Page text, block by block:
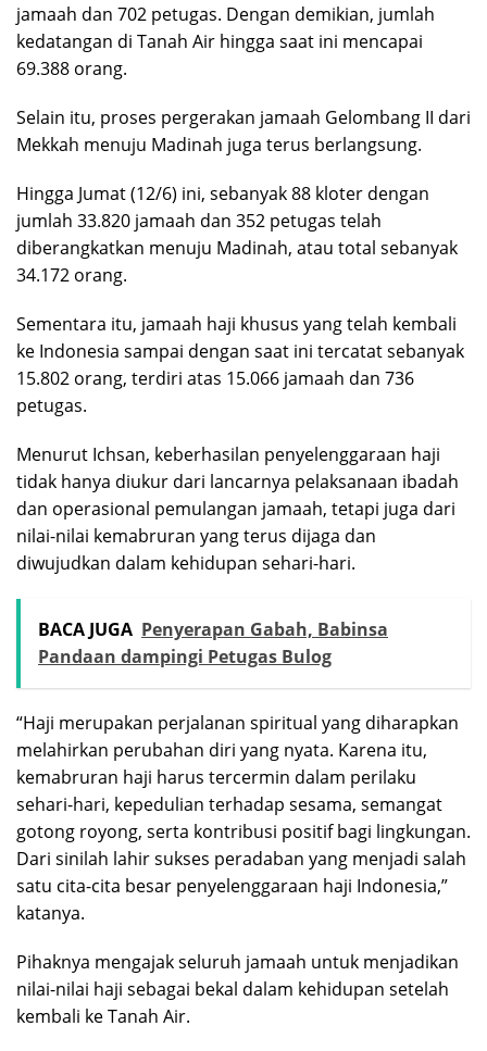
jamaah dan 702 petugas. Dengan demikian, jumlah
kedatangan di Tanah Air hingga saat ini mencapai
69.388 orang.
Selain itu, proses pergerakan jamaah Gelombang II dari
Mekkah menuju Madinah juga terus berlangsung.
Hingga Jumat (12/6) ini, sebanyak 88 kloter dengan
jumlah 33.820 jamaah dan 352 petugas telah
diberangkatkan menuju Madinah, atau total sebanyak
34.172 orang.
Sementara itu, jamaah haji khusus yang telah kembali
ke Indonesia sampai dengan saat ini tercatat sebanyak
15.802 orang, terdiri atas 15.066 jamaah dan 736
petugas.
Menurut Ichsan, keberhasilan penyelenggaraan haji
tidak hanya diukur dari lancarnya pelaksanaan ibadah
dan operasional pemulangan jamaah, tetapi juga dari
nilai-nilai kemabruran yang terus dijaga dan
diwujudkan dalam kehidupan sehari-hari.
BACA JUGA Penyerapan Gabah, Babinsa
Pandaan dampingi Petugas Bulog
“Haji merupakan perjalanan spiritual yang diharapkan
melahirkan perubahan diri yang nyata. Karena itu,
kemabruran haji harus tercermin dalam perilaku
sehari-hari, kepedulian terhadap sesama, semangat
gotong royong, serta kontribusi positif bagi lingkungan.
Dari sinilah lahir sukses peradaban yang menjadi salah
satu cita-cita besar penyelenggaraan haji Indonesia,”
katanya.
Pihaknya mengajak seluruh jamaah untuk menjadikan
nilai-nilai haji sebagai bekal dalam kehidupan setelah
kembali ke Tanah Air.